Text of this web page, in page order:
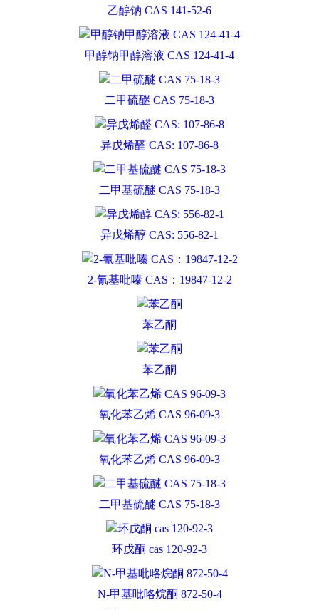
乙醇钠 CAS 141-52-6
甲醇钠甲醇溶液 CAS 124-41-4
二甲硫醚 CAS 75-18-3
异戊烯醛 CAS: 107-86-8
二甲基硫醚 CAS 75-18-3
异戊烯醇 CAS: 556-82-1
2-氰基吡嗪 CAS：19847-12-2
苯乙酮
苯乙酮
氧化苯乙烯 CAS 96-09-3
氧化苯乙烯 CAS 96-09-3
二甲基硫醚 CAS 75-18-3
环戊酮 cas 120-92-3
N-甲基吡咯烷酮 872-50-4